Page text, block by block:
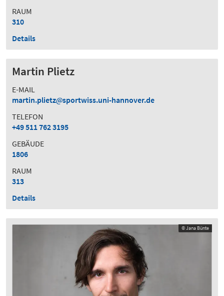
RAUM
310
Details
Martin Plietz
E-MAIL
martin.plietz
sportwiss.uni-hannover.de
TELEFON
+49 511 762 3195
GEBÄUDE
1806
RAUM
313
Details
© Jana Bünte